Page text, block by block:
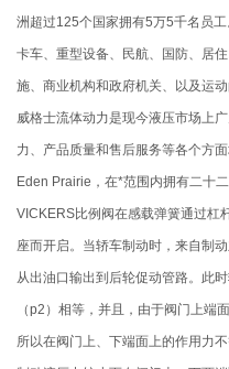
洲超过125个国家拥有5万5千名员
卡车、重型设备、民航、国防、居
施、商业机构和政府机关、以及运动
威格士流体动力是现今液压市场上
力、产品质量和售后服务等各个方
Eden Prairie，在*范围内拥有二十二
VICKERS比例阀在感载弹簧通过杠
座而开启。当轿车制动时，来自制
从出油口输出到后轮促动管路。此
（p2）相等，并且，由于阀门上端
所以在阀门上、下端面上的作用力